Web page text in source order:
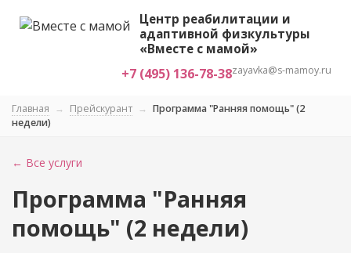
Центр реабилитации и
адаптивной физкультуры
«Вместе с мамой»
+7 (495) 136-78-38zayavka@s-mamoy.ru
Главная → Прейскурант → Программа "Ранняя помощь" (2
недели)
← Все услуги
Программа "Ранняя
помощь" (2 недели)